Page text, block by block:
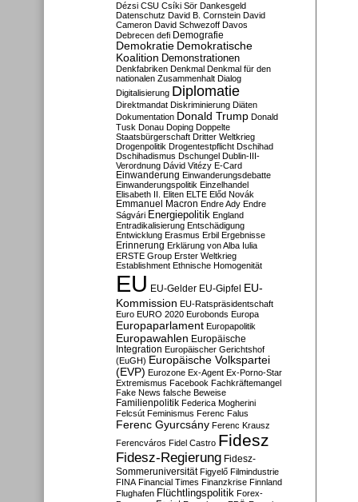
Dézsi CSU Csíki Sör Dankesgeld
Datenschutz David B. Cornstein David
Cameron David Schwezoff Davos
Debrecen defi Demografie
Demokratie Demokratische
Koalition Demonstrationen
Denkfabriken Denkmal Denkmal für den
nationalen Zusammenhalt Dialog
Digitalisierung Diplomatie
Direktmandat Diskriminierung Diäten
Dokumentation Donald Trump Donald
Tusk Donau Doping Doppelte
Staatsbürgerschaft Dritter Weltkrieg
Drogenpolitik Drogentestpflicht Dschihad
Dschihadismus Dschungel Dublin-III-
Verordnung Dávid Vitézy E-Card
Einwanderung Einwanderungsdebatte
Einwanderungspolitik Einzelhandel
Elisabeth II. Eliten ELTE Előd Novák
Emmanuel Macron Endre Ady Endre
Ságvári Energiepolitik England
Entradikalisierung Entschädigung
Entwicklung Erasmus Erbil Ergebnisse
Erinnerung Erklärung von Alba Iulia
ERSTE Group Erster Weltkrieg
Establishment Ethnische Homogenität
EU EU-Gelder EU-Gipfel EU-
Kommission EU-Ratspräsidentschaft
Euro EURO 2020 Eurobonds Europa
Europaparlament Europapolitik
Europawahlen Europäische
Integration Europäischer Gerichtshof
(EuGH) Europäische Volkspartei
(EVP) Eurozone Ex-Agent Ex-Porno-Star
Extremismus Facebook Fachkräftemangel
Fake News falsche Beweise
Familienpolitik Federica Mogherini
Felcsút Feminismus Ferenc Falus
Ferenc Gyurcsány Ferenc Krausz
Ferencváros Fidel Castro Fidesz
Fidesz-Regierung Fidesz-
Sommeruniversität Figyelő Filmindustrie
FINA Financial Times Finanzkrise Finnland
Flughafen Flüchtlingspolitik Forex-